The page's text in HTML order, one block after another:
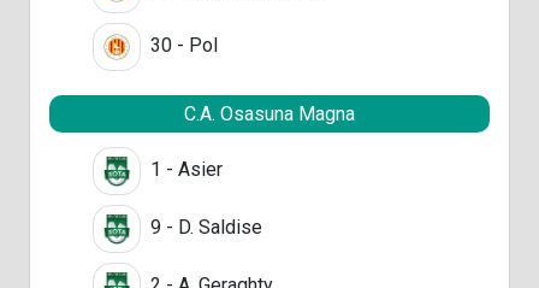
30 - Pol
C.A. Osasuna Magna
1 - Asier
9 - D. Saldise